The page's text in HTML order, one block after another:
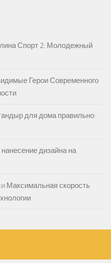
Спорт 2: Молодежный
Герои Современного
для дома правильно:
дизайна на
Максимальная скорость